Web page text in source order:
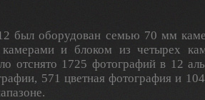
был оборудован семью 70 мм
камерами и блоком из четырех
отснято 1725 фотографий в 12
571 цветная фотография и